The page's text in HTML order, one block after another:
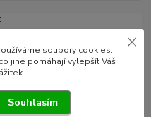
soubory cookies.
jiné pomáhají vylepšít Váš
Souhlasím